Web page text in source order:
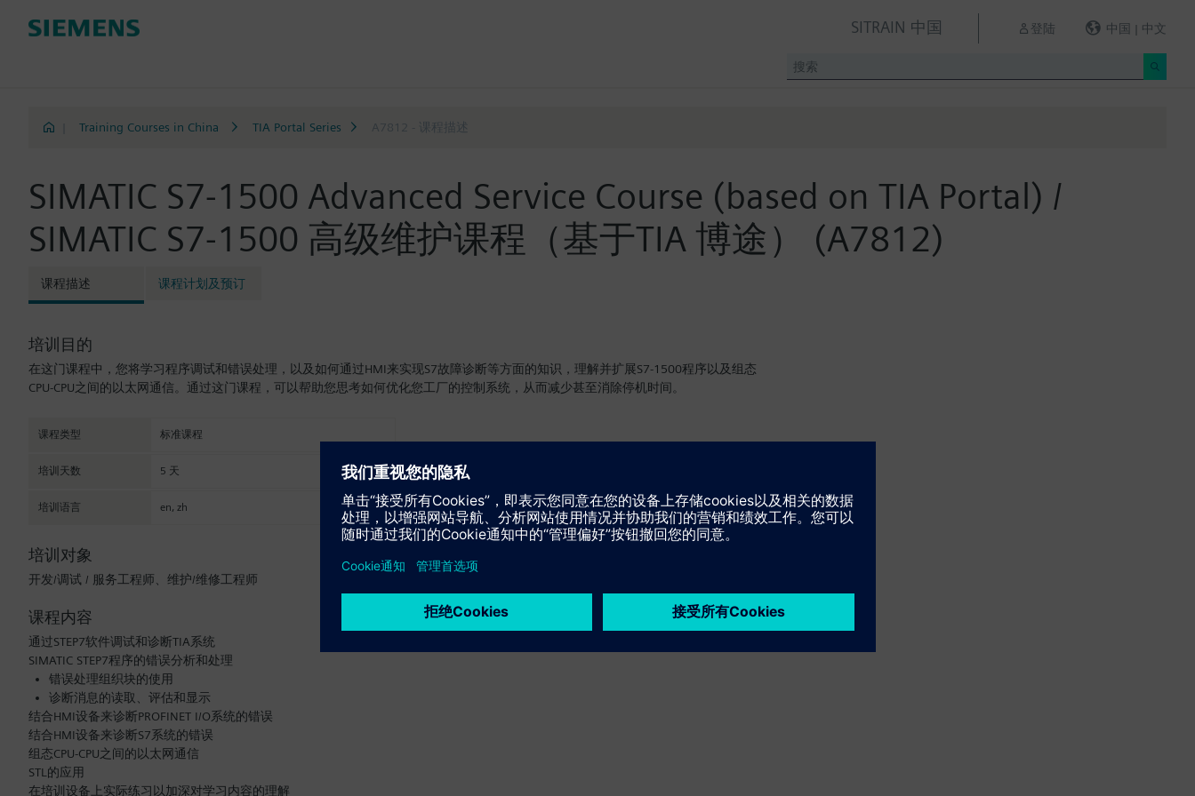
SITRAIN 中国 登陆 中国 | 中文
Training Courses in China TIA Portal Series A7812 - 课程描述
SIMATIC S7-1500 Advanced Service Course (based on TIA Portal) /
SIMATIC S7-1500 高级维护课程（基于TIA 博途） (A7812)
课程描述 课程计划及预订
培训目的
在这门课程中，您将学习程序调试和错误处理，以及如何通过HMI来实现S7故障诊断等方面的知识，理解并扩展S7-1500程序以及组态
CPU-CPU之间的以太网通信。通过这门课程，可以帮助您思考如何优化您工厂的控制系统，从而减少甚至消除停机时间。
课程类型 标准课程
培训天数 5 天
培训语言 en, zh
培训对象
开发/调试 / 服务工程师、维护/维修工程师
课程内容
通过STEP7软件调试和诊断TIA系统
SIMATIC STEP7程序的错误分析和处理
错误处理组织块的使用
诊断消息的读取、评估和显示
结合HMI设备来诊断PROFINET I/O系统的错误
结合HMI设备来诊断S7系统的错误
组态CPU-CPU之间的以太网通信
STL的应用
在培训设备上实际练习以加深对学习内容的理解